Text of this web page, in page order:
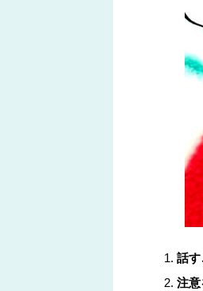
話
注